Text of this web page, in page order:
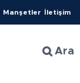
Manşetler İletişim
Ara